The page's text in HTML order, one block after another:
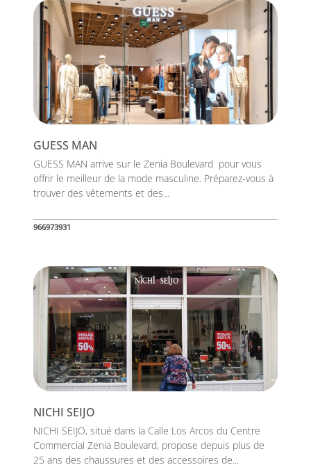
GUESS MAN
GUESS MAN arrive sur le Zenia Boulevard pour vous
offrir le meilleur de la mode masculine. Préparez-vous à
trouver des vêtements et des...
966973931
NICHI SEIJO
NICHI SEIJO, situé dans la Calle Los Arcos du Centre
Commercial Zenia Boulevard, propose depuis plus de
25 ans des chaussures et des accessoires de...